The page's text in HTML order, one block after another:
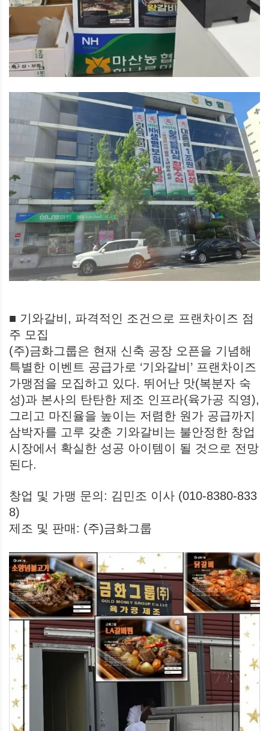
■ 기와갈비, 파격적인 조건으로 프랜차이즈 점
주 모집
(주)금화그룹은 현재 신축 공장 오픈을 기념해
특별한 이벤트 공급가로 ‘기와갈비’ 프랜차이즈
가맹점을 모집하고 있다. 뛰어난 맛(복분자 숙
성)과 본사의 탄탄한 제조 인프라(육가공 직영),
그리고 마진율을 높이는 저렴한 원가 공급까지
삼박자를 고루 갖춘 기와갈비는 불안정한 창업
시장에서 확실한 성공 아이템이 될 것으로 전망
된다.
창업 및 가맹 문의: 김민조 이사 (010-8380-833
8)
제조 및 판매: (주)금화그룹